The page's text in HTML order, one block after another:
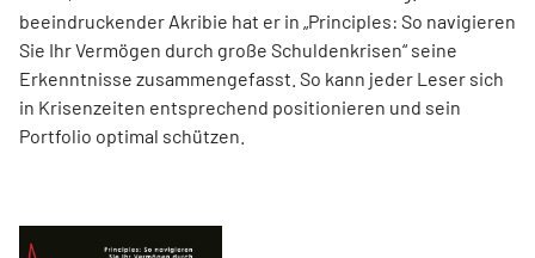
beeindruckender Akribie hat er in „Principles: So navigieren
Sie Ihr Vermögen durch große Schuldenkrisen“ seine
Erkenntnisse zusammengefasst. So kann jeder Leser sich
in Krisenzeiten entsprechend positionieren und sein
Portfolio optimal schützen.